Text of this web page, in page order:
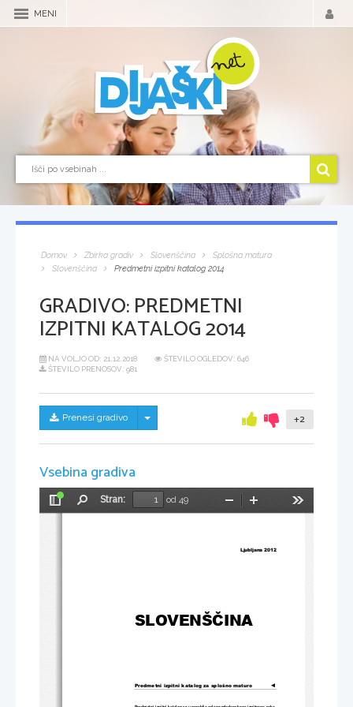
MENI
Domov Zbirka gradiv Slovenščina
Splošna matura
Slovenščina
Predmetni izpitni katalog 2014
GRADIVO:PREDMETNI
IZPITNI KATALOG 2014
NA VOLJO OD: 21.12.2018
ŠTEVILO OGLEDOV: 646
ŠTEVILO PRENOSOV: 981
Prenesi gradivo Skrij/prikaži meni +2
Vsebina gradiva
Preklopi
Stran:
od 49
Pomanjšaj
Ljubljana 2012
SLOVENŠČINA
Predmetni izpitni katalog za splošno maturo ◄